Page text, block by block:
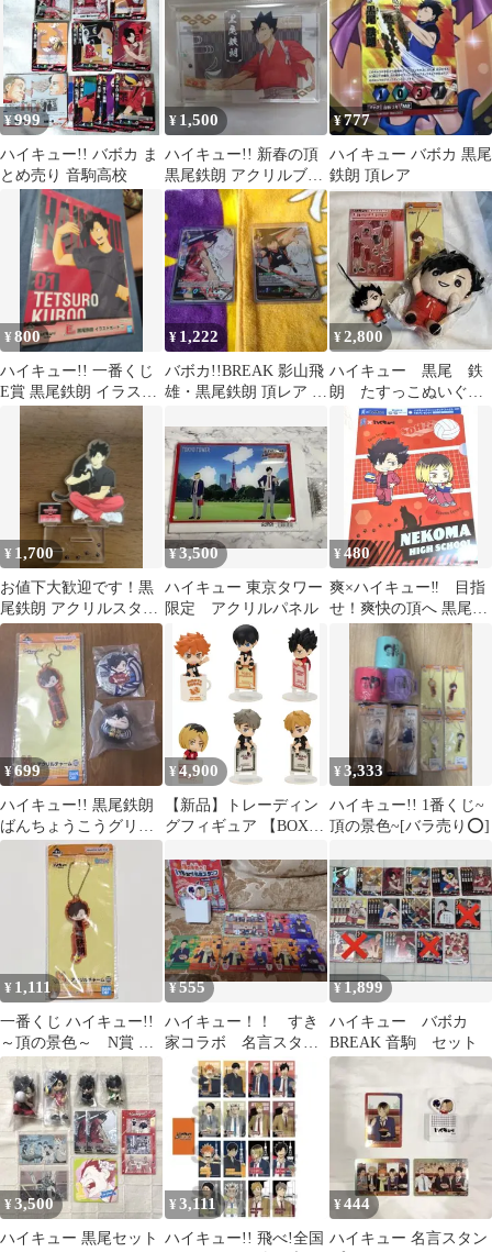
¥999
ハイキュー!! バボカ ま
とめ売り 音駒高校
¥ 1,500
ハイキュー!! 新春の頂
黒尾鉄朗 アクリルブロ
ック
¥777
ハイキュー バボカ 黒尾
鉄朗 頂レア
¥800
ハイキュー!! 一番くじ
E賞 黒尾鉄朗 イラスト
ボード
¥ 1,222
バボカ!!BREAK 影山飛
雄・黒尾鉄朗 頂レア 2
¥2,800
ハイキュー 黒尾 鉄
朗 たすっこぬいぐる
み キャラプレート
かぷっこふれんず
¥ 1,700
お値下大歓迎です！黒
尾鉄朗 アクリルスタン
ド
¥3,500
ハイキュー 東京タワー
限定 アクリルパネル
¥480
爽×ハイキュー‼ 目指
せ！爽快の頂へ 黒尾鉄
朗 孤爪研磨クリアファ
イル 1枚
¥699
ハイキュー!! 黒尾鉄朗
ばんちょうこうグリッ
ター缶バッジ ジャパぐ
¥ 4,900
【新品】トレーディン
グフィギュア 【BOX】
ュー!!頂のブレイクタ
イム
¥3,333
ハイキュー!! 1番くじ~
頂の景色~[バラ売り⭕️]
¥ 1,111
一番くじ ハイキュー!!
～頂の景色～ N賞 ア
クリルチャーム 黒尾
鉄朗
¥555
ハイキュー！！ すき
家コラボ 名言スタン
プ カード 孤爪研
磨 影山飛雄 澤村大
¥1,899
ハイキュー バボカ
BREAK 音駒 セット
¥3,500
ハイキュー 黒尾セット
¥ 3,111
ハイキュー!! 飛べ!全国
¥444
ハイキュー 名言スタン